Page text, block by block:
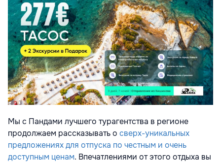
Мы с Пандами лучшего турагентства в регионе
продолжаем рассказывать о сверх-уникальных
предложениях для отпуска по честным и очень
доступным ценам. Впечатлениями от этого отдыха вы